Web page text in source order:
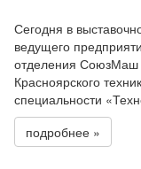
Сегодня в
ведущего
отделения СоюзМаш
Красноярского
специальности
подробнее »